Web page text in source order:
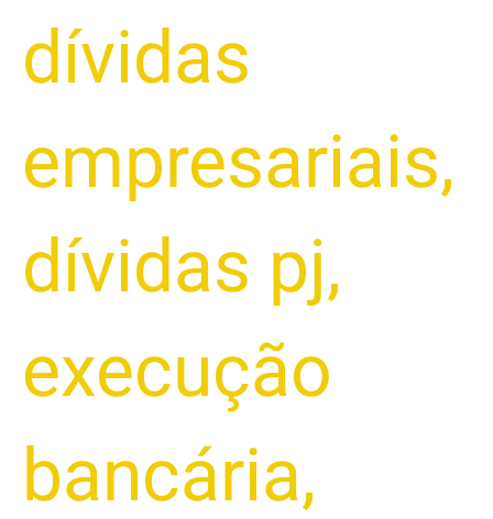
dívidas
empresariais,
dívidas pj,
execução
bancária,